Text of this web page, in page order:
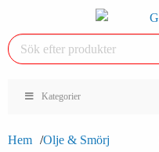
Kategorier
Hem
Olje & Smörj